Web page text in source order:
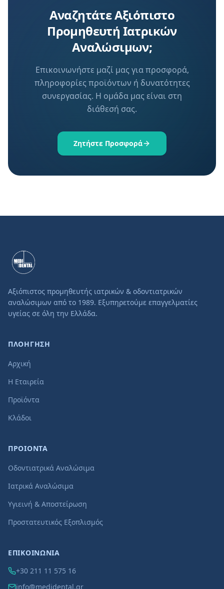
Αναζητάτε Αξιόπιστο
Προμηθευτή Ιατρικών
Αναλώσιμων;
Επικοινωνήστε μαζί μας για προσφορά,
πληροφορίες προϊόντων ή δυνατότητες
συνεργασίας. Η ομάδα μας είναι στη
διάθεσή σας.
Ζητήστε Προσφορά
Αξιόπιστος προμηθευτής ιατρικών & οδοντιατρικών
αναλώσιμων από το 1989. Εξυπηρετούμε επαγγελματίες
υγείας σε όλη την Ελλάδα.
ΠΛΟΗΓΗΣΗ
Αρχική
Η Εταιρεία
Προϊόντα
Κλάδοι
ΠΡΟΙΟΝΤΑ
Οδοντιατρικά Αναλώσιμα
Ιατρικά Αναλώσιμα
Υγιεινή & Αποστείρωση
Προστατευτικός Εξοπλισμός
ΕΠΙΚΟΙΝΩΝΙΑ
+30 211 11 575 16
info@medidental.gr